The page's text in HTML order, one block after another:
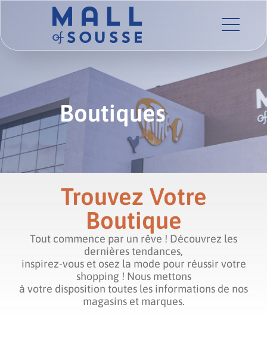
Boutiques
Trouvez Votre
Boutique
Tout commence par un rêve ! Découvrez les
dernières tendances,
inspirez-vous et osez la mode pour réussir votre
shopping ! Nous mettons
à votre disposition toutes les informations de nos
magasins et marques.